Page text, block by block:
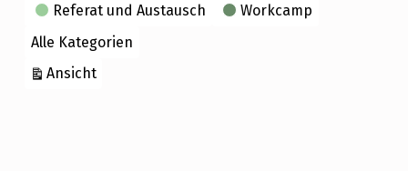
Referat und Austausch
Workcamp
Alle Kategorien
Ansichtausdrucken